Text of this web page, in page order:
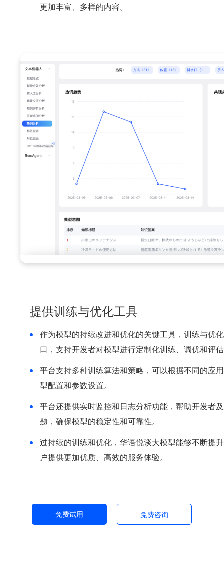
更加丰富、多样的内容。
提供训练与优化工具
作为模型的持续改进和优化的关键工具，训练与优
口，支持开发者对模型进行定制化训练、调优和评
平台支持多种训练算法和策略，可以根据不同的应
型配置和参数设置。
平台还提供实时监控和日志分析功能，帮助开发者
题，确保模型的稳定性和可靠性。
过持续的训练和优化，华语悦谈大模型能够不断提
户提供更加优质、高效的服务体验。
免费试用 免费咨询